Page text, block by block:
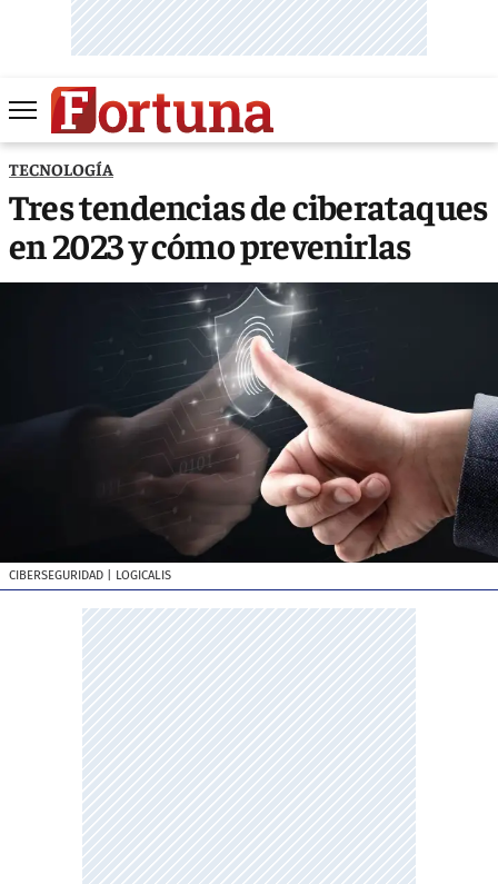
TECNOLOGÍA
Tres tendencias de ciberataques
en 2023 y cómo prevenirlas
CIBERSEGURIDAD | LOGICALIS